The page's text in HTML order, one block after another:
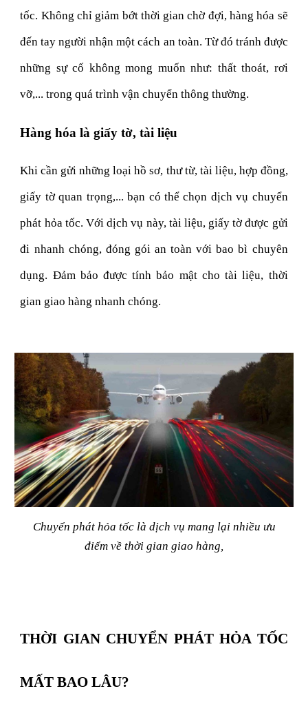
tốc. Không chỉ giảm bớt thời gian chờ đợi, hàng hóa sẽ
đến tay người nhận một cách an toàn. Từ đó tránh được
những sự cố không mong muốn như: thất thoát, rơi
vỡ,... trong quá trình vận chuyển thông thường.
Hàng hóa là giấy tờ, tài liệu
Khi cần gửi những loại hồ sơ, thư từ, tài liệu, hợp đồng,
giấy tờ quan trọng,... bạn có thể chọn dịch vụ chuyển
phát hỏa tốc. Với dịch vụ này, tài liệu, giấy tờ được gửi
đi nhanh chóng, đóng gói an toàn với bao bì chuyên
dụng. Đảm bảo được tính bảo mật cho tài liệu, thời
gian giao hàng nhanh chóng.
Chuyển phát hỏa tốc là dịch vụ mang lại nhiều ưu
điểm về thời gian giao hàng,
THỜI GIAN CHUYỂN PHÁT HỎA TỐC
MẤT BAO LÂU?